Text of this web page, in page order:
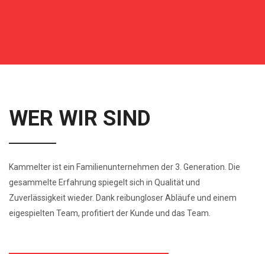
WER WIR SIND
Kammelter ist ein Familienunternehmen der 3. Generation. Die
gesammelte Erfahrung spiegelt sich in Qualität und
Zuverlässigkeit wieder. Dank reibungloser Abläufe und einem
eigespielten Team, profitiert der Kunde und das Team.